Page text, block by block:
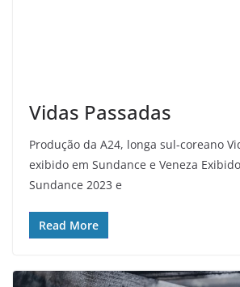
Vidas Passadas
Produção da A24, longa sul-coreano
exibido em Sundance e Veneza
Sundance 2023 e
Read More